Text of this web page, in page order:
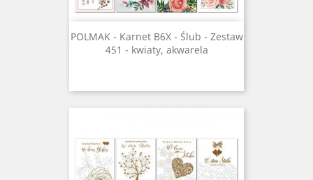
POLMAK - Karnet B6X - Ślub - Zestaw
451 - kwiaty, akwarela